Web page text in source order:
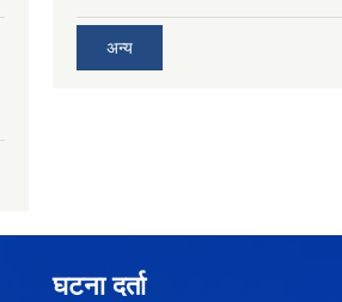
अन्य
घटना दर्ता